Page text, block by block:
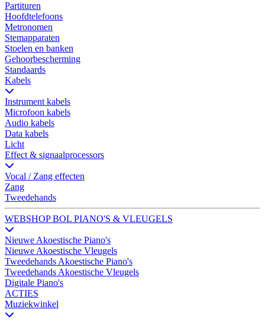
Partituren
Hoofdtelefoons
Metronomen
Stemapparaten
Stoelen en banken
Gehoorbescherming
Standaards
Kabels
Instrument kabels
Microfoon kabels
Audio kabels
Data kabels
Licht
Effect & signaalprocessors
Vocal / Zang effecten
Zang
Tweedehands
WEBSHOP BOL PIANO'S & VLEUGELS
Nieuwe Akoestische Piano's
Nieuwe Akoestische Vleugels
Tweedehands Akoestische Piano's
Tweedehands Akoestische Vleugels
Digitale Piano's
ACTIES
Muziekwinkel